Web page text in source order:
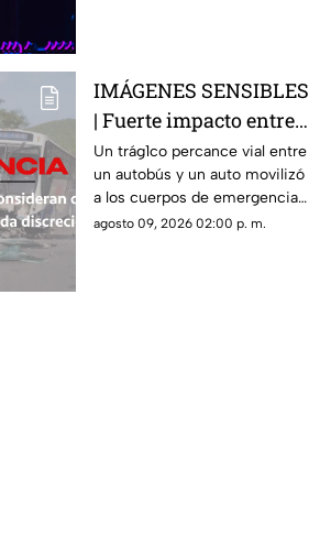
IMÁGENES SENSIBLES
| Fuerte impacto entre
autobús y vehículo deja
saldo fatal y nueve
heridos
Un trág1co percance vial entre
un autobús y un auto movilizó
a los cuerpos de emergencia
en Morelos
agosto 09, 2026 02:00 p. m.